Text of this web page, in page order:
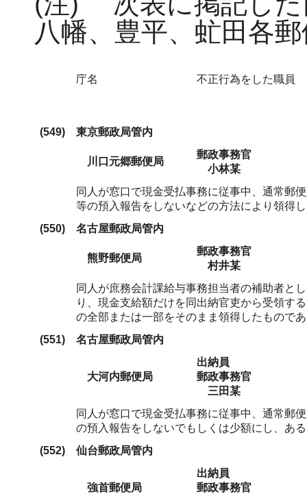
八幡、豊平、虻田各
庁名 不正行為をした職員
(549) 東京郵政局管内
川口元郷郵便局
郵政事務官
小林某
同人が窓口で現金受払事務に従事中、通常郵
等の預入報告をしないなどの方法により領得
(550)
名古屋郵政局管内
熊野郵便局
郵政事務官
村井某
同人が庶務会計課給与事務担当者の補助者と
り、現金支給額だけを同出納官吏から受領す
の全部または一部をそのまま領得したもので
(551)
名古屋郵政局管内
大河内郵便局
出納員
郵政事務官
三田某
同人が窓口で現金受払事務に従事中、通常郵
の預入報告をしないでもしくは少額にし、あ
(552)
仙台郵政局管内
強首郵便局
出納員
郵政事務官